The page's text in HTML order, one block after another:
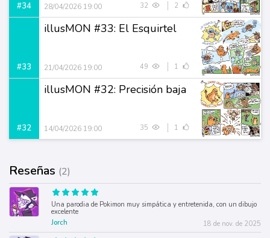
#34 28/04/2026 19:00 32 2
#33
illusMON #33: El Esquirtel
21/04/2026 19:00 49 1
#32
illusMON #32: Precisión baja
14/04/2026 19:00 35 1
Reseñas (2)
Una parodia de Pokimon muy simpática y entretenida, con un dibujo
excelente
Jorch
18 de nov. de 2025